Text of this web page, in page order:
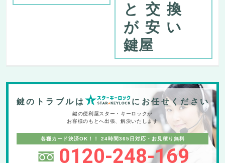
と交換
が安い
鍵屋
鍵のトラブルは にお任せください
鍵の便利屋スター・キーロックが
お客様のもとへ出張、解決いたします
各種カード決済OK！！ 24時間365日対応・お見積り無料
0120-248-169